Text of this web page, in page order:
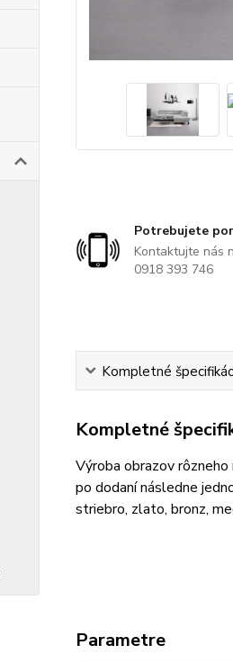
Potrebujete
Kontaktujte nás
0918 393 746
Kompletné
Kompletné
Výroba obrazov
po dodaní následne
striebro, zlato, bronz,
Parametre